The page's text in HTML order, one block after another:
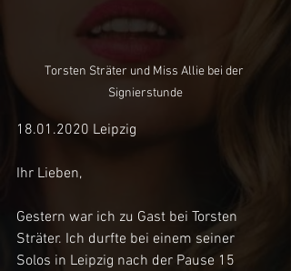
Torsten Sträter und Miss Allie bei der
Signierstunde
18.01.2020 Leipzig
Ihr Lieben,
Gestern war ich zu Gast bei Torsten
Sträter. Ich durfte bei einem seiner
Solos in Leipzig nach der Pause 15